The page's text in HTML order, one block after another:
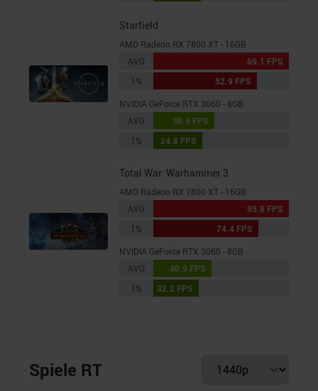
Starfield
AMD Radeon RX 7800 XT - 16GB
AVG
69.1 FPS
1%
52.9 FPS
NVIDIA GeForce RTX 3060 - 8GB
AVG
30.9 FPS
1%
24.8 FPS
Total War: Warhammer 3
AMD Radeon RX 7800 XT - 16GB
AVG
95.8 FPS
1%
74.4 FPS
NVIDIA GeForce RTX 3060 - 8GB
AVG
40.9 FPS
1%
32.2 FPS
Spiele RT